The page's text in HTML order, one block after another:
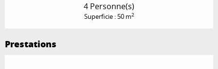
4 Personne(s)
Superficie : 50 m2
Prestations